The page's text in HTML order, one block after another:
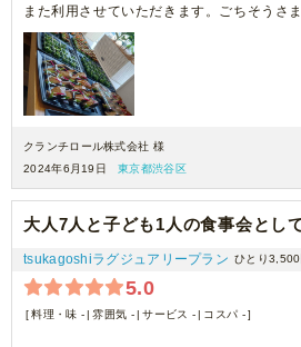
また利用させていただきます。ごちそうさま
クランチロール株式会社 様
2024年6月19日
東京都渋谷区
大人7人と子ども1人の食事会とし
tsukagoshiラグジュアリープラン ひとり3,500
5.0
料理・味 - 雰囲気 - サービス - コスパ -